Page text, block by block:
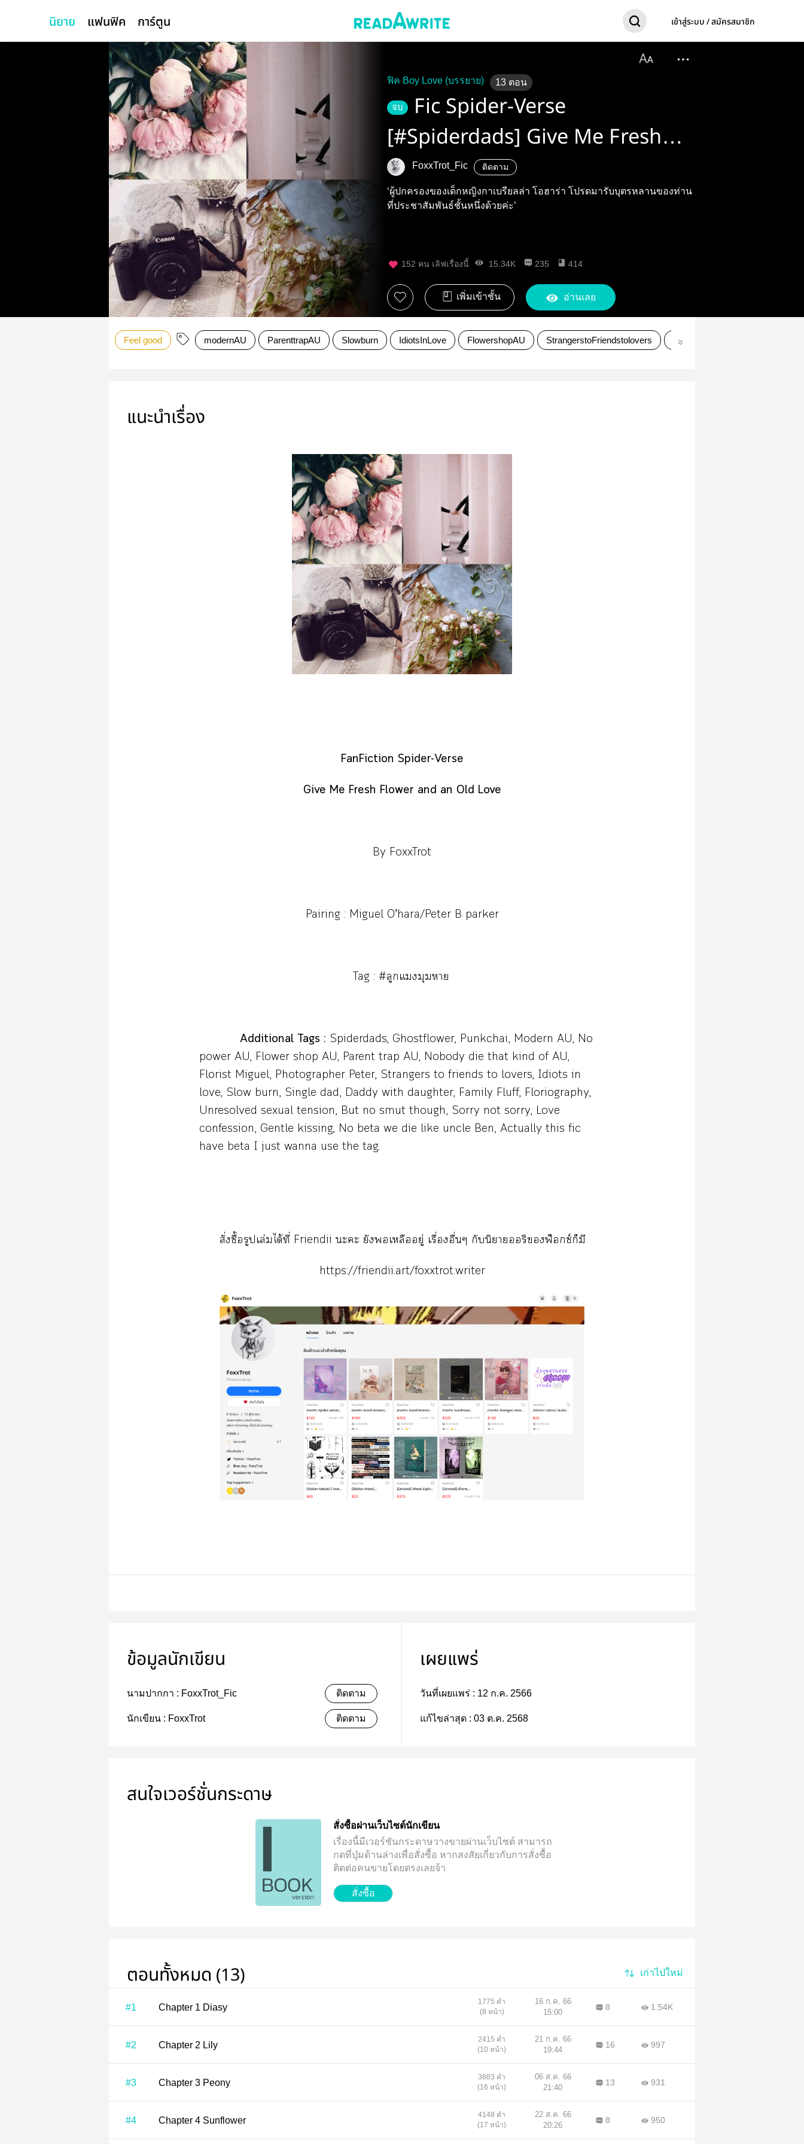
นิยาย แฟนฟิค การ์ตูน เข้าสู่ระบบ / สมัครสมาชิก
ฟิค Boy Love (บรรยาย) 13 ตอน
จบ
Fic Spider-Verse
[#Spiderdads] Give Me Fresh
Flower and an Old Love
FoxxTrot_Fic ติดตาม
‘ผู้ปกครองของเด็กหญิงกาเบรียลล่า โอฮาร่า โปรดมารับบุตรหลานของท่าน
ที่ประชาสัมพันธ์ชั้นหนึ่งด้วยค่ะ’
152 คน เลิฟเรื่องนี้ 15.34K 235 414
เพิ่มเข้าชั้น อ่านเลย
Feel good modernAU ParenttrapAU Slowburn IdiotsInLove FlowershopAU StrangerstoFriendstolovers SingleDad
แนะนำเรื่อง
FanFiction Spider-Verse
Give Me Fresh Flower and an Old Love
By FoxxTrot
Pairing : Miguel O’hara/Peter B parker
Tag : #ลูกแมุมา
Additional Tags : Spiderdads, Ghostflower, Punkchai, Modern AU, No
power AU, Flower shop AU, Parent trap AU, Nobody die that kind of AU,
Florist Miguel, Photographer Peter, Strangers to friends to lovers, Idiots in
love, Slow burn, Single dad, Daddy with daughter, Family Fluff, Floriography,
Unresolved sexual tension, But no smut though, Sorry not sorry, Love
confession, Gentle kissing, No beta we die like uncle Ben, Actually this fic
have beta I just wanna use the tag.
สั่งซื้อรูปเล่มได้ที่ Friendii ะะ ยังเหลืออยู่ เรื่องอื่นๆ กับนิยายริฟ็ซ์ก็มี
https://friendii.art/foxxtrot.writer
ข้อมูลนักเขียน
นามปากกา : FoxxTrot_Fic ติดตาม
นักเขียน : FoxxTrot ติดตาม
เผยแพร่
วันที่เผยแพร่ : 12 ก.ค. 2566
แก้ไขล่าสุด : 03 ต.ค. 2568
สนใจเวอร์ชั่นกระดาษ
สั่งซื้อผ่านเว็บไซต์นักเขียน
เรื่องนี้มีเวอร์ชันกระดาษวางขายผ่านเว็บไซต์ สามารถ
กดที่ปุ่มด้านล่างเพื่อสั่งซื้อ หากสงสัยเกี่ยวกับการสั่งซื้อ
ติดต่อคนขายโดยตรงเลยจ้า
สั่งซื้อ
ตอนทั้งหมด (13) เก่าไปใหม่
#1 Chapter 1 Diasy
1775 คำ
(8 หน้า)
16 ก.ค. 66
15:00
8 1.54K
#2 Chapter 2 Lily
2415 คำ
(10 หน้า)
21 ก.ค. 66
19:44
16 997
#3 Chapter 3 Peony
3883 คำ
(16 หน้า)
06 ส.ค. 66
21:40
13 931
#4 Chapter 4 Sunflower
4148 คำ
(17 หน้า)
22 ส.ค. 66
20:26
8 950